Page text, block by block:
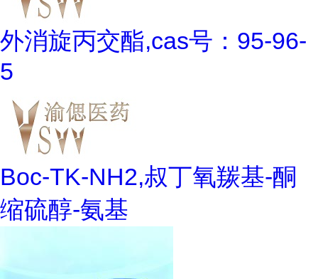
外消旋丙交酯,cas号：95-96-
5
Boc-TK-NH2,叔丁氧羰基-酮
缩硫醇-氨基